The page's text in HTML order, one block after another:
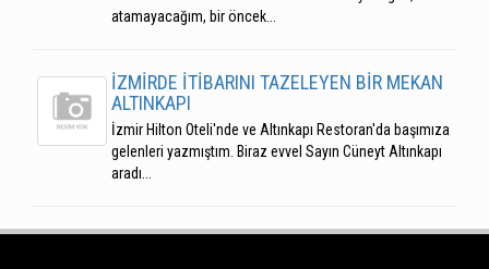
atamayacağım, bir öncek...
İZMİRDE İTİBARINI TAZELEYEN BİR MEKAN
ALTINKAPI
İzmir Hilton Oteli'nde ve Altınkapı Restoran'da başımıza
gelenleri yazmıştım. Biraz evvel Sayın Cüneyt Altınkapı
aradı...